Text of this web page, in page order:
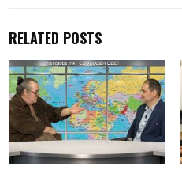
RELATED POSTS